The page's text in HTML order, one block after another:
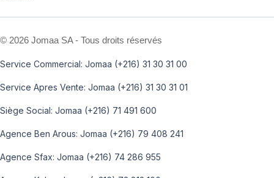
© 2026 Jomaa SA - Tous droits réservés
Service Commercial: Jomaa (+216) 31 30 31 00
Service Apres Vente: Jomaa (+216) 31 30 31 01
Siège Social: Jomaa (+216) 71 491 600
Agence Ben Arous: Jomaa (+216) 79 408 241
Agence Sfax: Jomaa (+216) 74 286 955